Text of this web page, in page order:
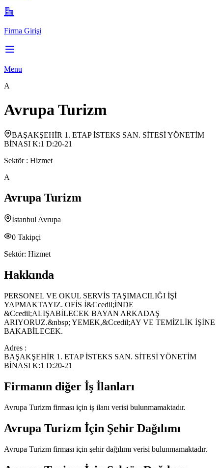
Firma Girişi
Menu
A
Avrupa Turizm
BAŞAKŞEHİR 1. ETAP İSTEKS SAN. SİTESİ YÖNETİM
BİNASI K:1 D:20-21
Sektör : Hizmet
A
Avrupa Turizm
İstanbul Avrupa
0 Takipçi
Sektör: Hizmet
Hakkında
PERSONEL VE OKUL SERVİS TAŞIMACILIĞI İŞİ
YAPMAKTAYIZ. OFİS İ&Ccedil;İNDE
&Ccedil;ALIŞABİLECEK BAYAN ARKADAŞ
ARIYORUZ.&nbsp; YEMEK,&Ccedil;AY VE TEMİZLİK İŞİNE
BAKABİLECEK.
Adres :
BAŞAKŞEHİR 1. ETAP İSTEKS SAN. SİTESİ YÖNETİM
BİNASI K:1 D:20-21
Firmanın diğer İş İlanları
Avrupa Turizm firması için iş ilanı verisi bulunmamaktadır.
Avrupa Turizm İçin Şehir Dağılımı
Avrupa Turizm firması için şehir dağılımı verisi bulunmamaktadır.